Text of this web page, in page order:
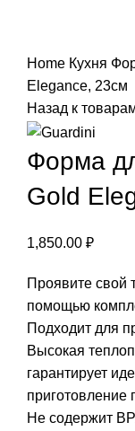
Home Кухня
Elegance, 23см
Назад к
Форма
Gold
1,850.00 ₽
Проявите свой
помощью
Подходит для
Высокая
гарантирует
Не содержит